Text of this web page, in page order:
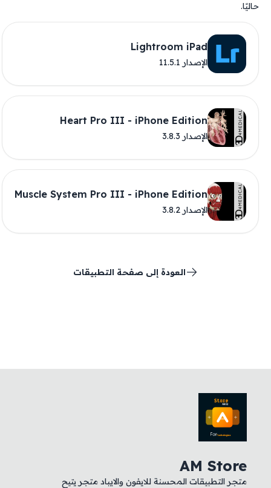
حاليًا.
Lightroom iPad
الإصدار 11.5.1
Heart Pro III - iPhone Edition
الإصدار 3.8.3
Muscle System Pro III - iPhone Edition
الإصدار 3.8.2
العودة إلى صفحة التطبيقات
AM Store
متجر التطبيقات المحسنة للايفون والايباد متجر يتيح